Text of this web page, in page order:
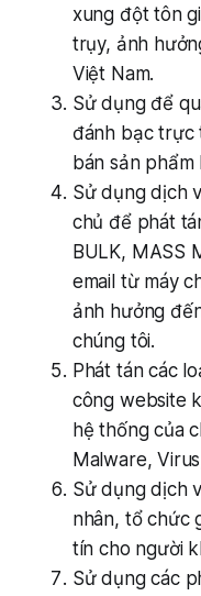
xung đột tôn
trụy, ảnh
Việt Nam.
Sử dụng để
đánh bạc trực
bán sản
Sử dụng dịch
chủ để phát
BULK, MASS
email từ máy
ảnh hưởng
chúng tôi.
Phát tán các
công website
hệ thống của
Malware,
Sử dụng dịch
nhân, tổ chức
tín cho người
Sử dụng các